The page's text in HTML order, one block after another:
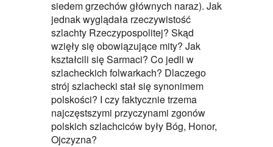
siedem grzechów głównych naraz). Jak
jednak wyglądała rzeczywistość
szlachty Rzeczypospolitej? Skąd
wzięły się obowiązujące mity? Jak
kształcili się Sarmaci? Co jedli w
szlacheckich folwarkach? Dlaczego
strój szlachecki stał się synonimem
polskości? I czy faktycznie trzema
najczęstszymi przyczynami zgonów
polskich szlachciców były Bóg, Honor,
Ojczyzna?